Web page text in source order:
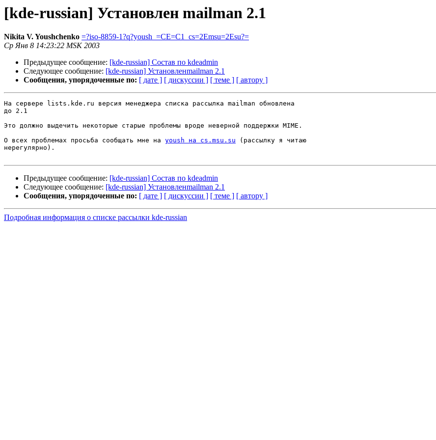
[kde-russian] Установлен mailman 2.1
Nikita V. Youshchenko =?iso-8859-1?q?yoush_=CE=C1_cs=2Emsu=2Esu?=
Ср Янв 8 14:23:22 MSK 2003
Предыдущее сообщение: [kde-russian] Состав по kdeadmin
Следующее сообщение: [kde-russian] Установленmailman 2.1
Сообщения, упорядоченные по: [ дате ] [ дискуссии ] [ теме ] [ автору ]
На сервере lists.kde.ru версия менеджера списка рассылка mailman обновлена
до 2.1
Это должно выдечить некоторые старые проблемы вроде неверной поддержки MIME.
О всех проблемах просьба сообщать мне на yoush на cs.msu.su (рассылку я читаю
нерегулярно).
Предыдущее сообщение: [kde-russian] Состав по kdeadmin
Следующее сообщение: [kde-russian] Установленmailman 2.1
Сообщения, упорядоченные по: [ дате ] [ дискуссии ] [ теме ] [ автору ]
Подробная информация о списке рассылки kde-russian